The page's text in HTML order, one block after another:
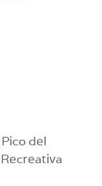
del